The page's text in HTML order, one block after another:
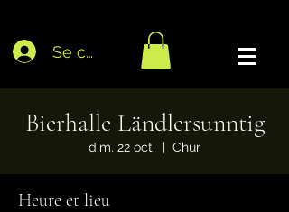
Se connecter
Bierhalle Ländlersunntig
dim. 22 oct.
  |
Chur
Heure et lieu